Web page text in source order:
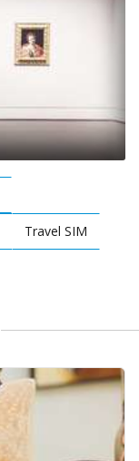
Travel SIM